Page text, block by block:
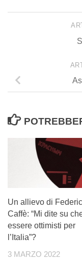
Un allievo di
Caffè: “Mi dite su
essere ottimisti per
l’Italia”?
3 MARZO 2022